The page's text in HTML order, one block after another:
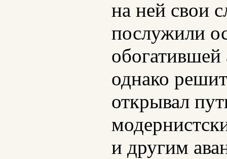
на ней свои
послужили
обогатившей
однако
открывал
и другим